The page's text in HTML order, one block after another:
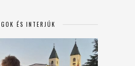
ÉS INTERJÚK